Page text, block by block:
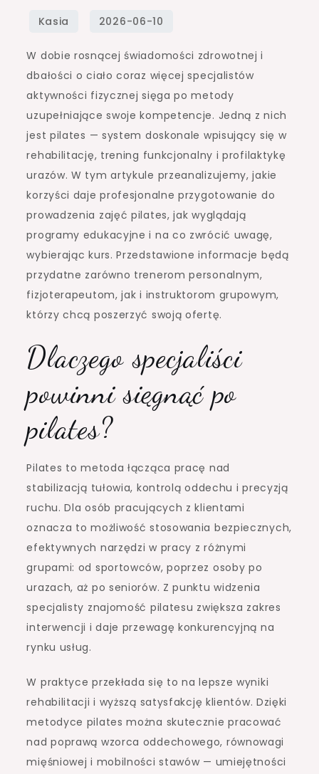
W dobie rosnącej świadomości zdrowotnej i
dbałości o ciało coraz więcej specjalistów
aktywności fizycznej sięga po metody
uzupełniające swoje kompetencje. Jedną z nich
jest pilates — system doskonale wpisujący się w
rehabilitację, trening funkcjonalny i profilaktykę
urazów. W tym artykule przeanalizujemy, jakie
korzyści daje profesjonalne przygotowanie do
prowadzenia zajęć pilates, jak wyglądają
programy edukacyjne i na co zwrócić uwagę,
wybierając kurs. Przedstawione informacje będą
przydatne zarówno trenerom personalnym,
fizjoterapeutom, jak i instruktorom grupowym,
którzy chcą poszerzyć swoją ofertę.
Dlaczego specjaliści
powinni sięgnąć po
pilates?
Pilates to metoda łącząca pracę nad
stabilizacją tułowia, kontrolą oddechu i precyzją
ruchu. Dla osób pracujących z klientami
oznacza to możliwość stosowania bezpiecznych,
efektywnych narzędzi w pracy z różnymi
grupami: od sportowców, poprzez osoby po
urazach, aż po seniorów. Z punktu widzenia
specjalisty znajomość pilatesu zwiększa zakres
interwencji i daje przewagę konkurencyjną na
rynku usług.
W praktyce przekłada się to na lepsze wyniki
rehabilitacji i wyższą satysfakcję klientów. Dzięki
metodyce pilates można skutecznie pracować
nad poprawą wzorca oddechowego, równowagi
mięśniowej i mobilności stawów — umiejętności